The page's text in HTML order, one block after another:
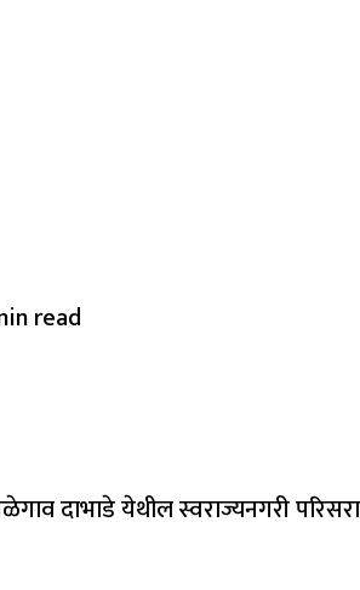
read
दाभाडे येथील स्वराज्यनगरी